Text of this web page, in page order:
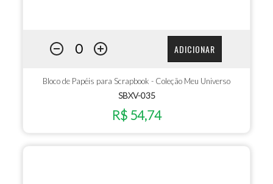
ADICIONAR
Bloco de Papéis para Scrapbook - Coleção Meu Universo
SBXV-035
R$ 54,74